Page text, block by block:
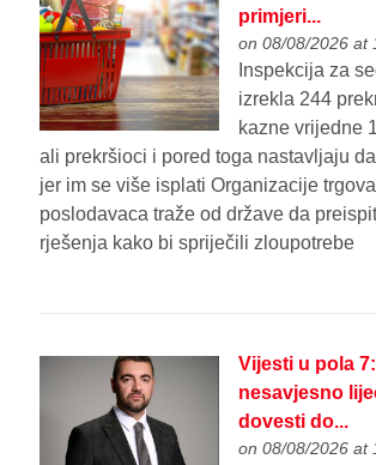
primjeri...
on 08/08/2026 at
Inspekcija za
izrekla 244
kazne vrijedne
ali prekršioci i pored toga nastavljaju
jer im se više isplati Organizacije
poslodavaca traže od države da
rješenja kako bi spriječili zloupotrebe
Vijesti u pola
nesavjesno
dovesti do...
on 08/08/2026 at